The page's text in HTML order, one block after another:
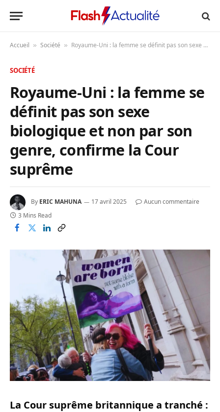
Accueil » Société » Royaume-Uni : la femme se définit pas son sexe biologique et non par son genre, confirme la Cour suprême
SOCIÉTÉ
Royaume-Uni : la femme se
définit pas son sexe
biologique et non par son
genre, confirme la Cour
suprême
By ERIC MAHUNA 17 avril 2025
Aucun commentaire
3 Mins Read
La Cour suprême britannique a tranché :